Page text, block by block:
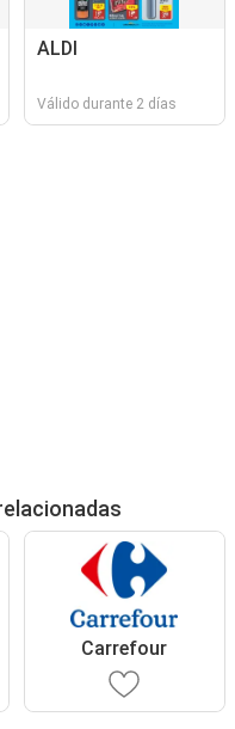
ALDI
Válido durante 2 días
Carrefour